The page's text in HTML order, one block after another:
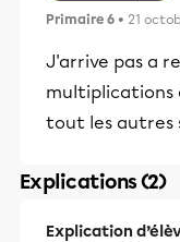
Primaire 6 • 21
J'arrive pas a
multiplications
tout les autres
Explications (2)
Explication